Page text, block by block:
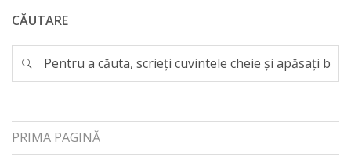
CĂUTARE
PRIMA PAGINĂ